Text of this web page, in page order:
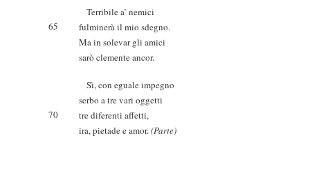
Terribile a’ nemici
65
fulminerà il mio sdegno.
Ma in solevar gli amici
sarò clemente ancor.
Sì, con eguale impegno
serbo a tre vari oggetti
70
tre diferenti affetti,
ira, pietade e amor.(Parte)